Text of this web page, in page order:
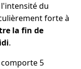
du
forte à
la fin de
.
comporte 5